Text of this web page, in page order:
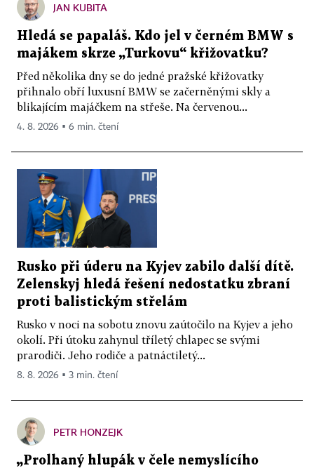
JAN KUBITA
Hledá se papaláš. Kdo jel v černém BMW s
majákem skrze „Turkovu“ křižovatku?
Před několika dny se do jedné pražské křižovatky
přihnalo obří luxusní BMW se začerněnými skly a
blikajícím majáčkem na střeše. Na červenou...
4. 8. 2026 ▪ 6 min. čtení
Rusko při úderu na Kyjev zabilo další dítě.
Zelenskyj hledá řešení nedostatku zbraní
proti balistickým střelám
Rusko v noci na sobotu znovu zaútočilo na Kyjev a jeho
okolí. Při útoku zahynul tříletý chlapec se svými
prarodiči. Jeho rodiče a patnáctiletý...
8. 8. 2026 ▪ 3 min. čtení
PETR HONZEJK
„Prolhaný hlupák v čele nemyslícího